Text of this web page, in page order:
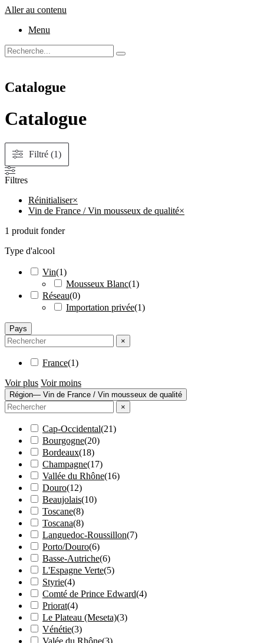
Aller au contenu
Menu
Catalogue
Catalogue
Filtré (1)
Filtres
Réinitialiser×
Vin de France / Vin mousseux de qualité×
1 produit fonder
Type d'alcool
Vin(1)
Mousseux Blanc(1)
Réseau(0)
Importation privée(1)
Pays
×
France(1)
Voir plus Voir moins
Région— Vin de France / Vin mousseux de qualité
×
Cap-Occidental(21)
Bourgogne(20)
Bordeaux(18)
Champagne(17)
Vallée du Rhône(16)
Douro(12)
Beaujolais(10)
Toscane(8)
Toscana(8)
Languedoc-Roussillon(7)
Porto/Douro(6)
Basse-Autriche(6)
L'Espagne Verte(5)
Styrie(4)
Comté de Prince Edward(4)
Priorat(4)
Le Plateau (Meseta)(3)
Vénétie(3)
Valée du Rhône(3)